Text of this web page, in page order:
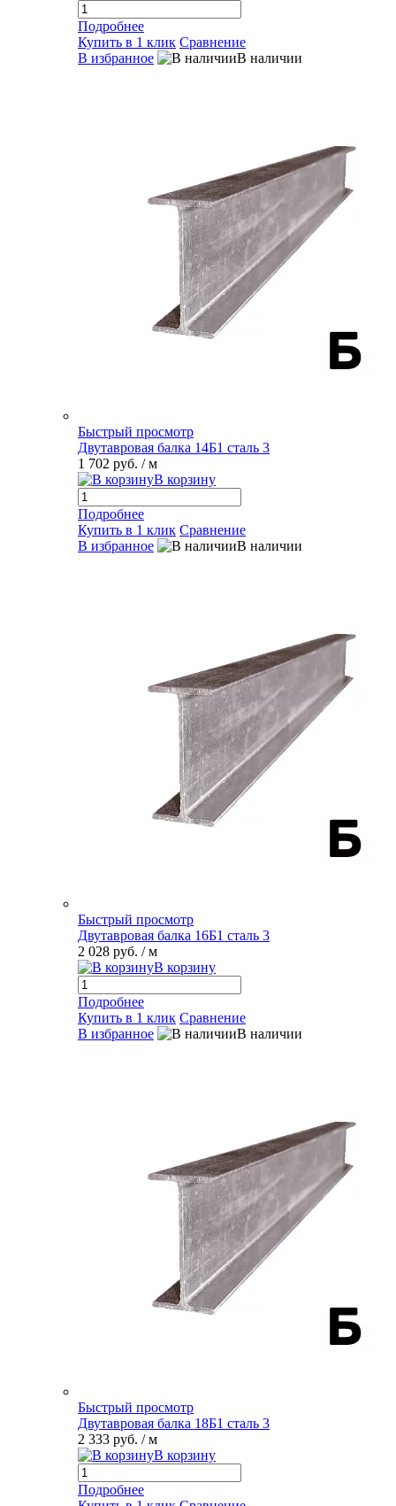
Подробнее
Купить в 1 клик Сравнение
В избранное
В наличии
Быстрый просмотр
Двутавровая балка 14Б1 сталь 3
1 702 руб. / м
В корзину
Подробнее
Купить в 1 клик Сравнение
В избранное
В наличии
Быстрый просмотр
Двутавровая балка 16Б1 сталь 3
2 028 руб. / м
В корзину
Подробнее
Купить в 1 клик Сравнение
В избранное
В наличии
Быстрый просмотр
Двутавровая балка 18Б1 сталь 3
2 333 руб. / м
В корзину
Подробнее